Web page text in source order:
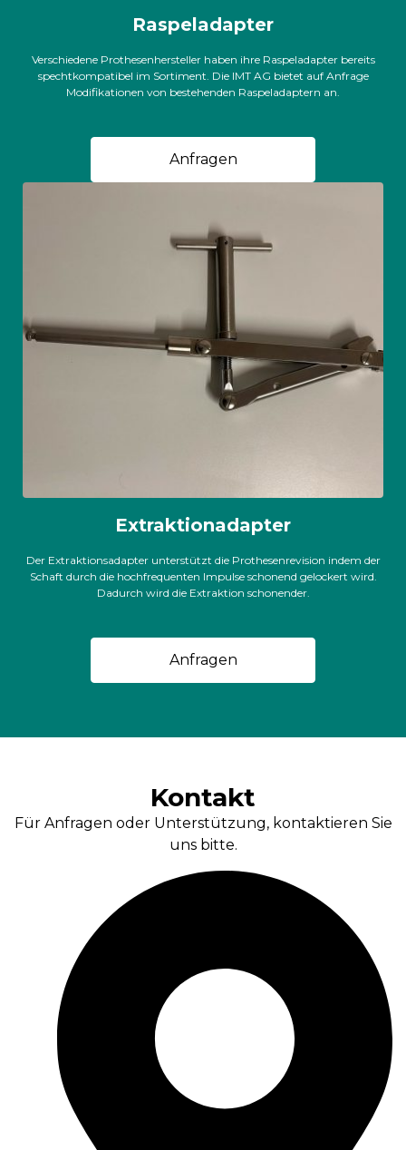
Raspeladapter
Verschiedene Prothesenhersteller haben ihre Raspeladapter bereits
spechtkompatibel im Sortiment. Die IMT AG bietet auf Anfrage
Modifikationen von bestehenden Raspeladaptern an.
Anfragen
Extraktionadapter
Der Extraktionsadapter unterstützt die Prothesenrevision indem der
Schaft durch die hochfrequenten Impulse schonend gelockert wird.
Dadurch wird die Extraktion schonender.
Anfragen
Kontakt
Für Anfragen oder Unterstützung, kontaktieren Sie
uns bitte.